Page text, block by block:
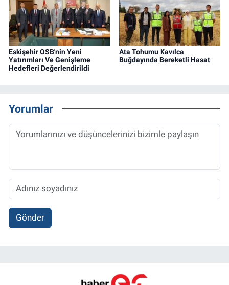
Eskişehir OSB'nin Yeni
Yatırımları Ve Genişleme
Hedefleri Değerlendirildi
Ata Tohumu Kavılca
Buğdayında Bereketli Hasat
Yorumlar
Gönder